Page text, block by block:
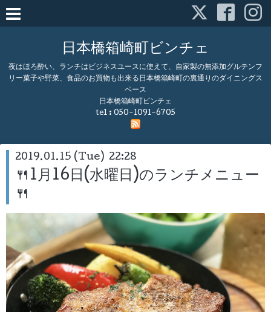
日本橋箱崎町ビンチェ
夜はほろ酔い、ランチはビジネスユースに使えて、自家製の無添加グルテンフ
リー菓子や野菜、食品のお買物も出来る日本橋箱崎町の裏通りのダイニングス
ペース
日本橋箱崎町ビンチェ
tel : 050-1091-6705
2019.01.15 (Tue) 22:28
🍴1月16日(水曜日)のランチメニュー
🍴